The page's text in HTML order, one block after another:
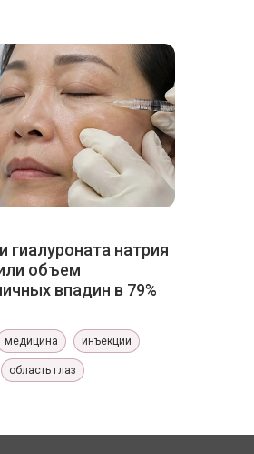
гиалуроната натрия
объем
впадин в 79%
медицина инъекции
область глаз